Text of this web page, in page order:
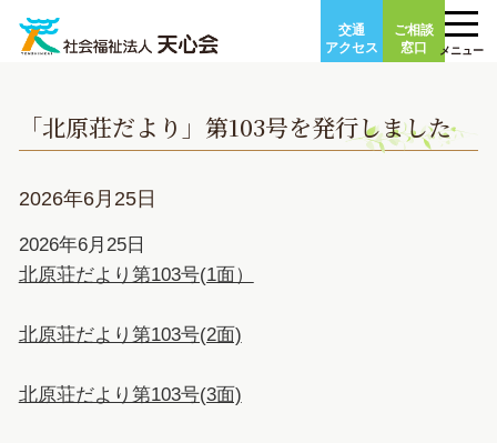
content
交通
アクセス
ご相談
窓口
メニュー
「北原荘だより」第103号を発行しました
2026年6月25日
2026年6月25日
北原荘だより第103号(1面）
北原荘だより第103号(2面)
北原荘だより第103号(3面)